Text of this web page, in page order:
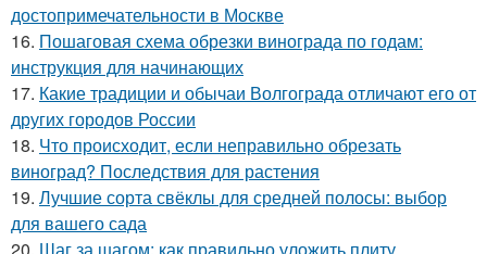
достопримечательности в Москве
16. Пошаговая схема обрезки винограда по годам:
инструкция для начинающих
17. Какие традиции и обычаи Волгограда отличают его от
других городов России
18. Что происходит, если неправильно обрезать
виноград? Последствия для растения
19. Лучшие сорта свёклы для средней полосы: выбор
для вашего сада